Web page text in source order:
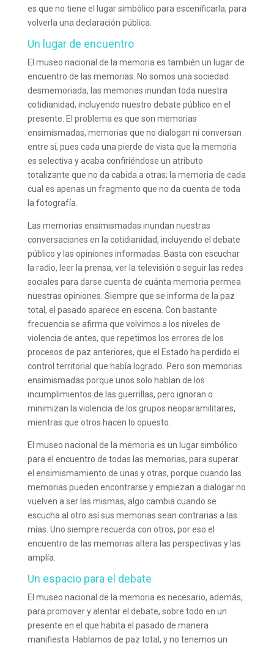
es que no tiene el lugar simbólico para escenificarla, para
volverla una declaración pública.
Un lugar de encuentro
El museo nacional de la memoria es también un lugar de
encuentro de las memorias. No somos una sociedad
desmemoriada, las memorias inundan toda nuestra
cotidianidad, incluyendo nuestro debate público en el
presente. El problema es que son memorias
ensimismadas, memorias que no dialogan ni conversan
entre sí, pues cada una pierde de vista que la memoria
es selectiva y acaba confiriéndose un atributo
totalizante que no da cabida a otras; la memoria de cada
cual es apenas un fragmento que no da cuenta de toda
la fotografía.
Las memorias ensimismadas inundan nuestras
conversaciones en la cotidianidad, incluyendo el debate
público y las opiniones informadas. Basta con escuchar
la radio, leer la prensa, ver la televisión o seguir las redes
sociales para darse cuenta de cuánta memoria permea
nuestras opiniones. Siempre que se informa de la paz
total, el pasado aparece en escena. Con bastante
frecuencia se afirma que volvimos a los niveles de
violencia de antes, que repetimos los errores de los
procesos de paz anteriores, que el Estado ha perdido el
control territorial que había logrado. Pero son memorias
ensimismadas porque unos solo hablan de los
incumplimientos de las guerrillas, pero ignoran o
minimizan la violencia de los grupos neoparamilitares,
mientras que otros hacen lo opuesto.
El museo nacional de la memoria es un lugar simbólico
para el encuentro de todas las memorias, para superar
el ensimismamiento de unas y otras, porque cuando las
memorias pueden encontrarse y empiezan a dialogar no
vuelven a ser las mismas, algo cambia cuando se
escucha al otro así sus memorias sean contrarias a las
mías. Uno siempre recuerda con otros, por eso el
encuentro de las memorias altera las perspectivas y las
amplía.
Un espacio para el debate
El museo nacional de la memoria es necesario, además,
para promover y alentar el debate, sobre todo en un
presente en el que habita el pasado de manera
manifiesta. Hablamos de paz total, y no tenemos un